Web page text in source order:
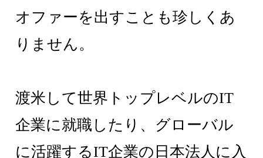
オファーを出すことも珍しくあ
りません。
渡米して世界トップレベルのIT
企業に就職したり、グローバル
に活躍するIT企業の日本法人に入